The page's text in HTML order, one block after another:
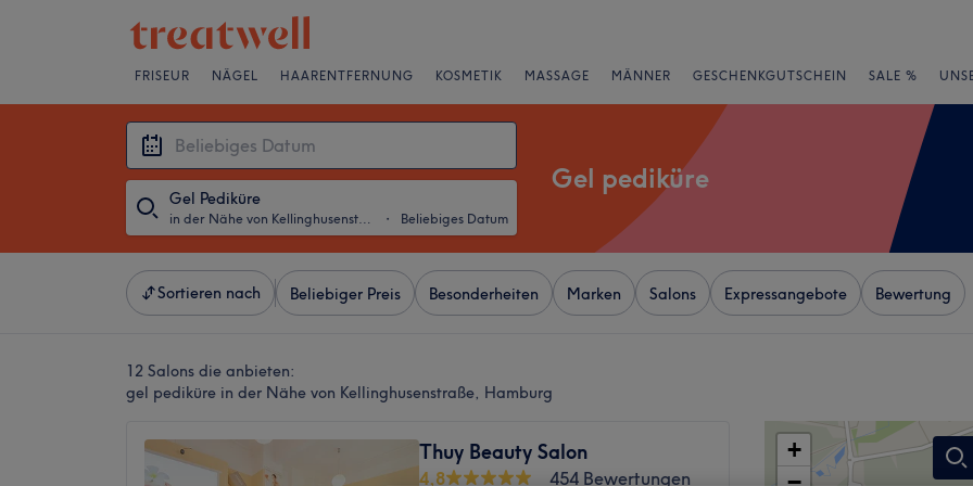
FRISEUR NÄGEL HAARENTFERNUNG KOSMETIK MASSAGE MÄNNER GESCHENKGUTSCHEIN SALE %
Gel Pediküre
in der Nähe von Kellinghusenstraße, Hamburg ・ Beliebiges Datum
Gel pediküre
Sortieren nach Beliebiger Preis Besonderheiten Marken Salons Expressangebote Bewertung
12 Salons die anbieten:
gel pediküre in der Nähe von Kellinghusenstraße, Hamburg
Thuy Beauty Salon
4,8
454 Bewertungen
+